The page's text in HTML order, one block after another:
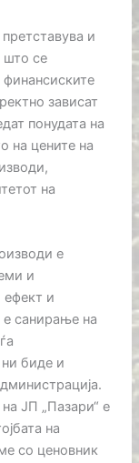
и
што се
финансиските
зависат
понудата на
на цените на
на
е
и
ефект и
е санирање на
ни биде и
ЈП „Пазари“ е
на
со ценовник